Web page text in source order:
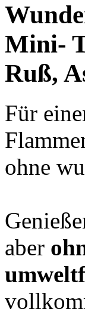
Mini-
Ruß,
Für
ohne
aber